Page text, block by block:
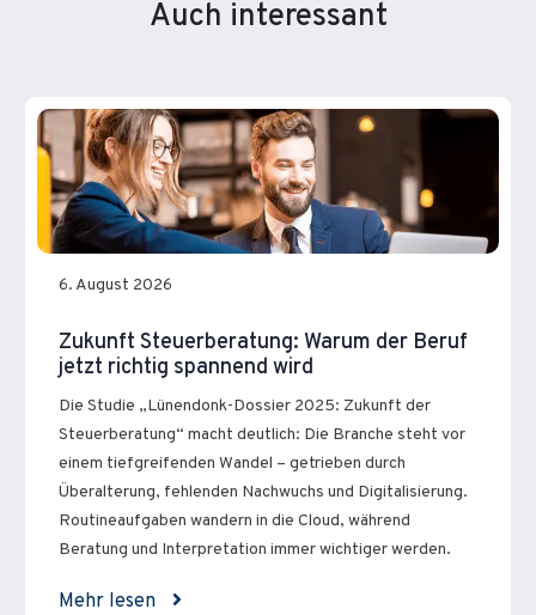
Auch interessant
6. August 2026
Zukunft Steuerberatung: Warum der Beruf
jetzt richtig spannend wird
Die Studie „Lünendonk-Dossier 2025: Zukunft der
Steuerberatung“ macht deutlich: Die Branche steht vor
einem tiefgreifenden Wandel – getrieben durch
Überalterung, fehlenden Nachwuchs und Digitalisierung.
Routineaufgaben wandern in die Cloud, während
Beratung und Interpretation immer wichtiger werden.
Mehr lesen